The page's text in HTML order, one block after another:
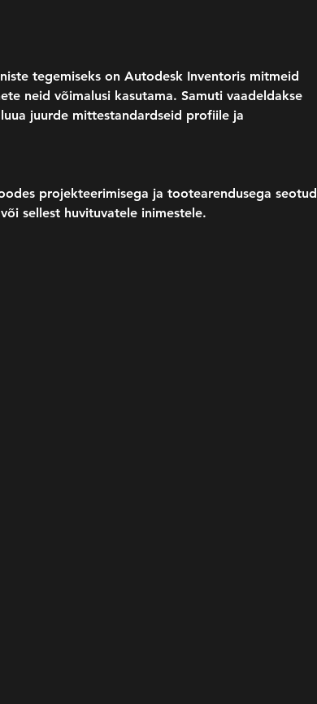
tegemiseks on Autodesk Inventoris mitmeid
neid võimalusi kasutama. Samuti vaadeldakse
juurde mittestandardseid profiile ja
projekteerimisega ja tootearendusega seotud
sellest huvituvatele inimestele.